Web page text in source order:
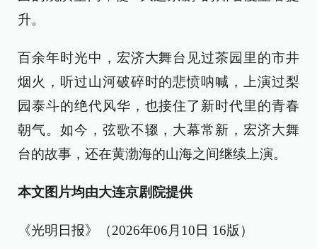
升。
百余年时光中，宏济大舞台见过茶园里的市井
烟火，听过山河破碎时的悲愤呐喊，上演过梨
园泰斗的绝代风华，也接住了新时代里的青春
朝气。如今，弦歌不辍，大幕常新，宏济大舞
台的故事，还在黄渤海的山海之间继续上演。
本文图片均由大连京剧院提供
《光明日报》（2026年06月10日 16版）